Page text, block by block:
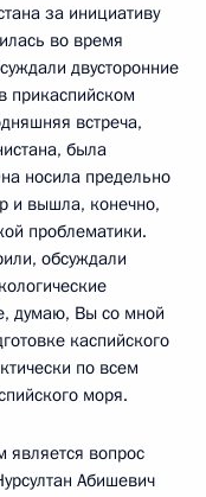
за инициативу
во время
двусторонние
прикаспийском
встреча,
была
носила предельно
и вышла, конечно,
проблематики.
обсуждали
думаю, Вы со мной
каспийского
по всем
моря.
вопрос
Абишевич